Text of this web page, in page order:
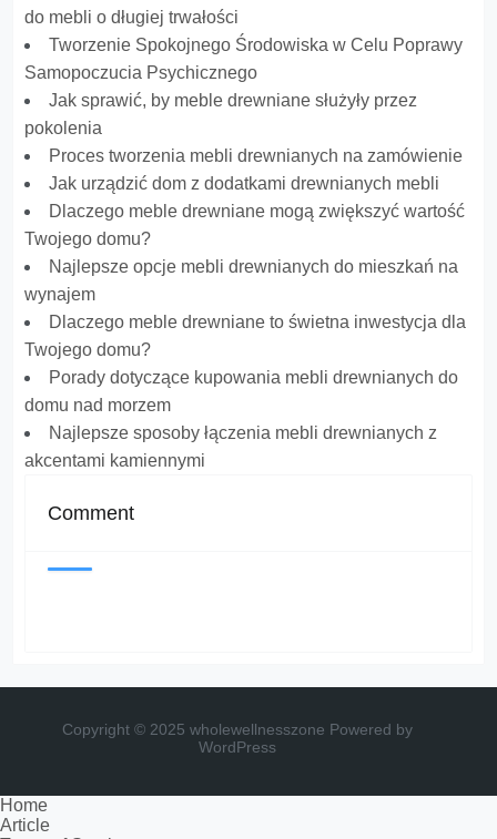
do mebli o długiej trwałości
Tworzenie Spokojnego Środowiska w Celu Poprawy
Samopoczucia Psychicznego
Jak sprawić, by meble drewniane służyły przez
pokolenia
Proces tworzenia mebli drewnianych na zamówienie
Jak urządzić dom z dodatkami drewnianych mebli
Dlaczego meble drewniane mogą zwiększyć wartość
Twojego domu?
Najlepsze opcje mebli drewnianych do mieszkań na
wynajem
Dlaczego meble drewniane to świetna inwestycja dla
Twojego domu?
Porady dotyczące kupowania mebli drewnianych do
domu nad morzem
Najlepsze sposoby łączenia mebli drewnianych z
akcentami kamiennymi
Comment
Copyright © 2025 wholewellnesszone Powered by
WordPress
Home
Article